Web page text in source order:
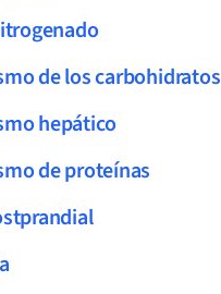
de los carbohidratos
hepático
de proteínas